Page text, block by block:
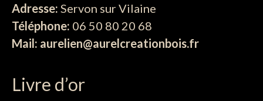
Adresse: Servon sur Vilaine
Téléphone: 06 50 80 20 68
Mail: aurelien@aurelcreationbois.fr
Livre d’or